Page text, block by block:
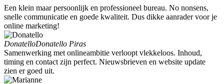
Een klein maar persoonlijk en professioneel bureau. No nonsens,
snelle communicatie en goede kwaliteit. Dus dikke aanrader voor je
online marketing!
DonatelloDonatello Piras
Samenwerking met onlineambitie verloopt vlekkeloos. Inhoud,
timing en contact zijn perfect. Nieuwsbrieven en website update
zien er goed uit.